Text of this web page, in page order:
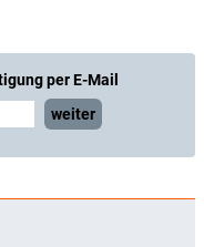
per E-Mail
weiter